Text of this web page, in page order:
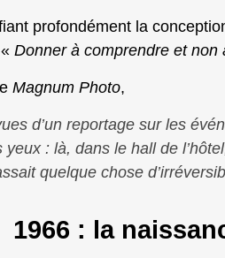
profondément la
Donner à comprendre et non
Magnum Photo,
d’un reportage sur les
yeux : là, dans le hall de
quelque chose
1966 : la